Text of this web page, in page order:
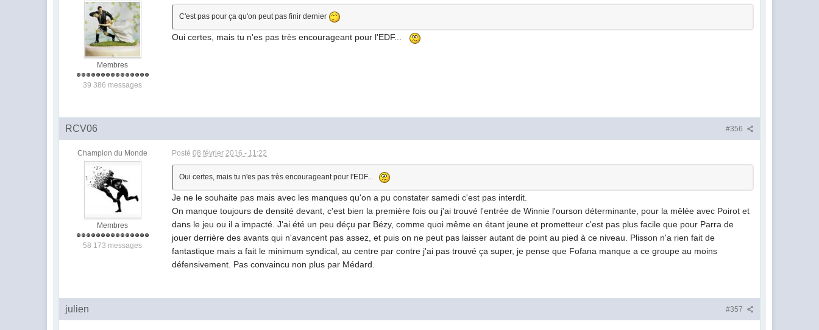
Membres
39 386 messages
C'est pas pour ça qu'on peut pas finir dernier
Oui certes, mais tu n'es pas très encourageant pour l'EDF...
#356
RCV06
Champion du Monde
Membres
58 173 messages
Posté08 février 2016 - 11:22
Oui certes, mais tu n'es pas très encourageant pour l'EDF...
Je ne le souhaite pas mais avec les manques qu'on a pu constater samedi c'est pas interdit.
On manque toujours de densité devant, c'est bien la première fois ou j'ai trouvé l'entrée de Winnie l'ourson déterminante, pour la mêlée avec Poirot et
dans le jeu ou il a impacté. J'ai été un peu déçu par Bézy, comme quoi même en étant jeune et prometteur c'est pas plus facile que pour Parra de
jouer derrière des avants qui n'avancent pas assez, et puis on ne peut pas laisser autant de point au pied à ce niveau. Plisson n'a rien fait de
fantastique mais a fait le minimum syndical, au centre par contre j'ai pas trouvé ça super, je pense que Fofana manque a ce groupe au moins
défensivement. Pas convaincu non plus par Médard.
#357
julien